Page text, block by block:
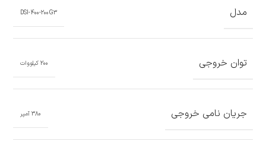
مدل DSI-400-200G3
توان خروجی 200 کیلووات
جریان نامی خروجی 380 آمپر